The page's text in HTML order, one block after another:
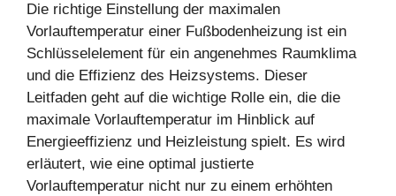
Die richtige Einstellung der maximalen
Vorlauftemperatur einer Fußbodenheizung ist ein
Schlüsselelement für ein angenehmes Raumklima
und die Effizienz des Heizsystems. Dieser
Leitfaden geht auf die wichtige Rolle ein, die die
maximale Vorlauftemperatur im Hinblick auf
Energieeffizienz und Heizleistung spielt. Es wird
erläutert, wie eine optimal justierte
Vorlauftemperatur nicht nur zu einem erhöhten